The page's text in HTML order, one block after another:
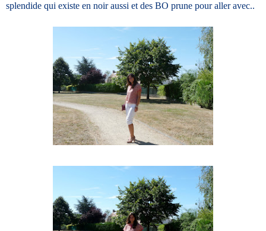
splendide qui existe en noir aussi et des BO prune pour aller avec..